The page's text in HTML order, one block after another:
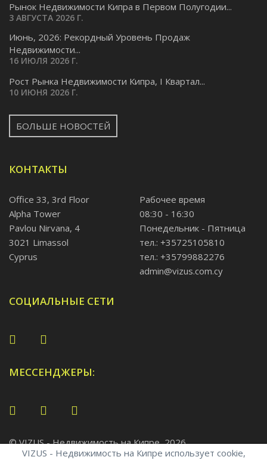
VIZUS - Недвижимость на Кипре использует cookie,
Рынок Недвижимости Кипра в Первом Полугодии...
3 АВГУСТА 2026 Г.
Июнь, 2026: Рекордный Уровень Продаж
Недвижимости...
16 ИЮЛЯ 2026 Г.
Pост Рынка Недвижимости Кипра, I Квартал...
10 ИЮНЯ 2026 Г.
БОЛЬШЕ НОВОСТЕЙ
КОНТАКТЫ
Office 33, 3rd Floor
Alpha Tower
Pavlou Nirvana, 4
3021 Limassol
Cyprus
Рабочее время
08:30 - 16:30
Понедельник - Пятница
тел.: +35725105810
тел.: +35799882276
admin@vizus.com.cy
СОЦИАЛЬНЫЕ СЕТИ
МЕССЕНДЖЕРЫ:
© VIZUS - Недвижимость на Кипре, 2026